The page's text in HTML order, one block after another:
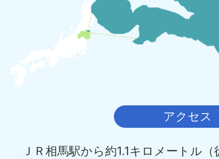
アクセス
ＪＲ相馬駅から約1.1キロメートル